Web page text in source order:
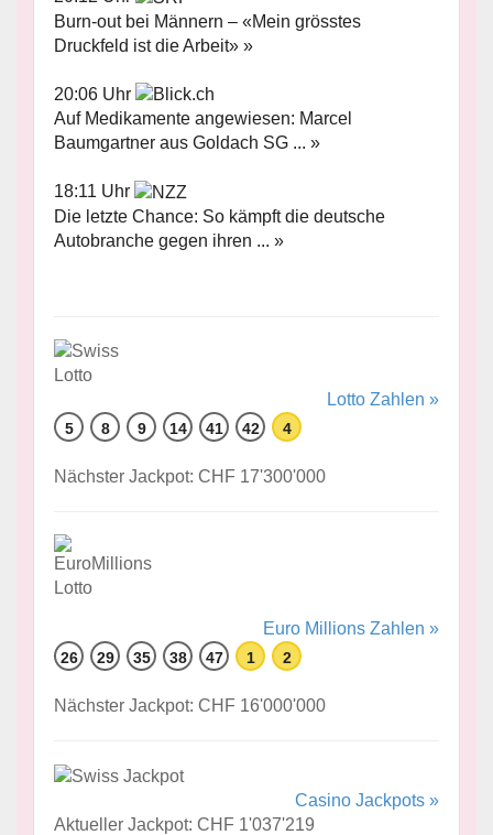
Burn-out bei Männern – «Mein grösstes
Druckfeld ist die Arbeit» »
20:06 Uhr
Auf Medikamente angewiesen: Marcel
Baumgartner aus Goldach SG ... »
18:11 Uhr
Die letzte Chance: So kämpft die deutsche
Autobranche gegen ihren ... »
Lotto Zahlen »
5 8 9 14 41 42 4
Nächster Jackpot: CHF 17'300'000
Euro Millions Zahlen »
26 29 35 38 47 1 2
Nächster Jackpot: CHF 16'000'000
Casino Jackpots »
Aktueller Jackpot: CHF 1'037'219